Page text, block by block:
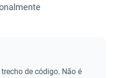
de código. Não é